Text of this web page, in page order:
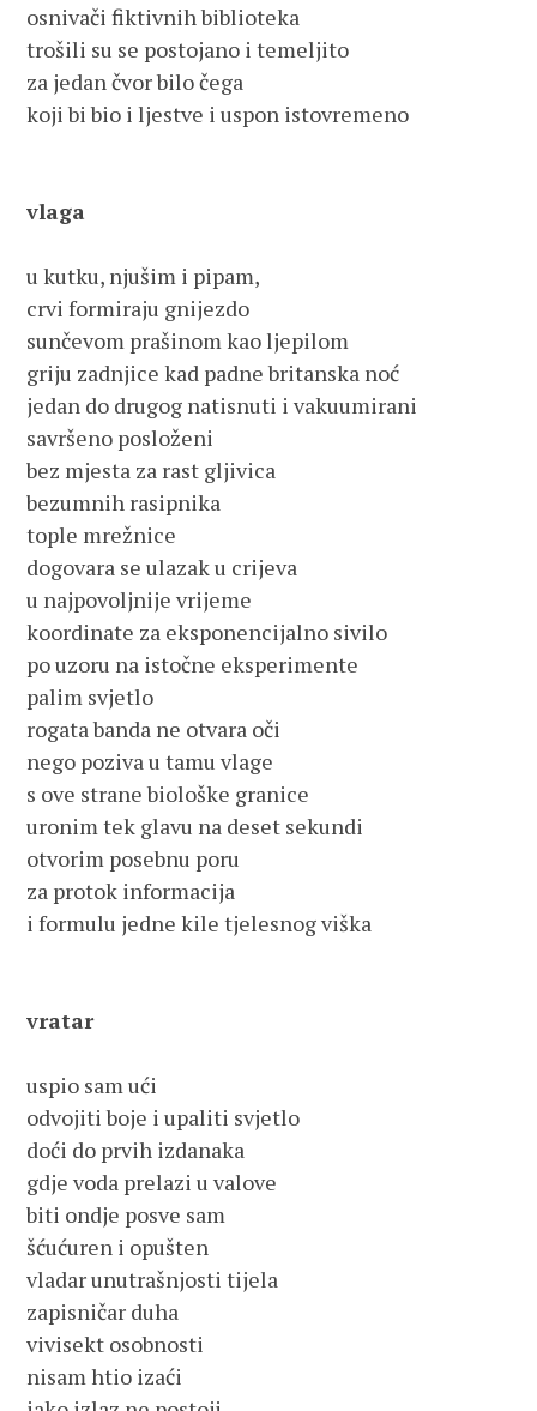
osnivači fiktivnih biblioteka
trošili su se postojano i temeljito
za jedan čvor bilo čega
koji bi bio i ljestve i uspon istovremeno
vlaga
u kutku, njušim i pipam,
crvi formiraju gnijezdo
sunčevom prašinom kao ljepilom
griju zadnjice kad padne britanska noć
jedan do drugog natisnuti i vakuumirani
savršeno posloženi
bez mjesta za rast gljivica
bezumnih rasipnika
tople mrežnice
dogovara se ulazak u crijeva
u najpovoljnije vrijeme
koordinate za eksponencijalno sivilo
po uzoru na istočne eksperimente
palim svjetlo
rogata banda ne otvara oči
nego poziva u tamu vlage
s ove strane biološke granice
uronim tek glavu na deset sekundi
otvorim posebnu poru
za protok informacija
i formulu jedne kile tjelesnog viška
vratar
uspio sam ući
odvojiti boje i upaliti svjetlo
doći do prvih izdanaka
gdje voda prelazi u valove
biti ondje posve sam
šćućuren i opušten
vladar unutrašnjosti tijela
zapisničar duha
vivisekt osobnosti
nisam htio izaći